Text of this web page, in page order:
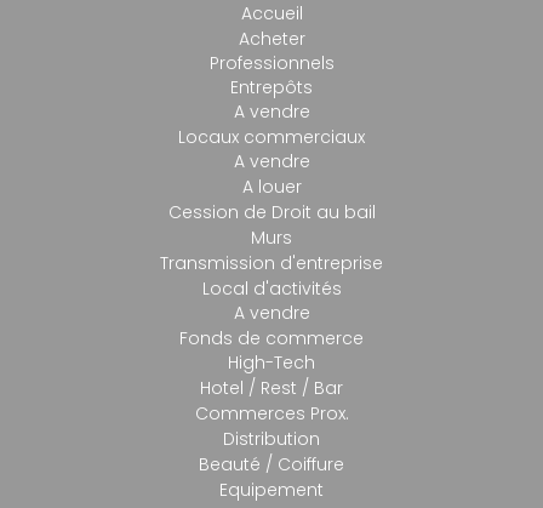
Accueil
Acheter
Professionnels
Entrepôts
A vendre
Locaux commerciaux
A vendre
A louer
Cession de Droit au bail
Murs
Transmission d'entreprise
Local d'activités
A vendre
Fonds de commerce
High-Tech
Hotel / Rest / Bar
Commerces Prox.
Distribution
Beauté / Coiffure
Equipement